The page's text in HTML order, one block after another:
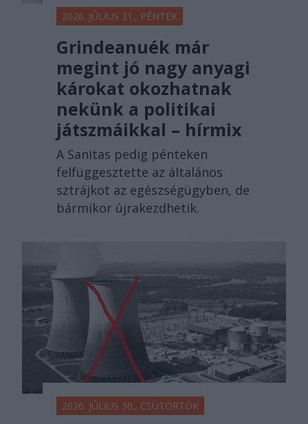
2026. JÚLIUS 31., PÉNTEK
Grindeanuék már
megint jó nagy anyagi
károkat okozhatnak
nekünk a politikai
játszmáikkal – hírmix
A Sanitas pedig pénteken
felfüggesztette az általános
sztrájkot az egészségügyben, de
bármikor újrakezdhetik.
2026. JÚLIUS 30., CSÜTÖRTÖK